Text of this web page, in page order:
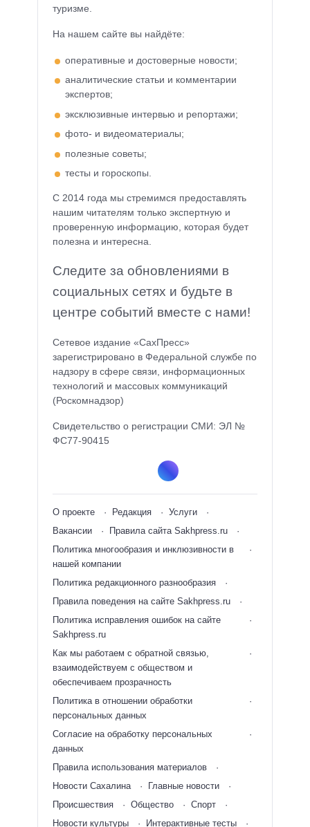
туризме.
На нашем сайте вы найдёте:
оперативные и достоверные новости;
аналитические статьи и комментарии
экспертов;
эксклюзивные интервью и репортажи;
фото- и видеоматериалы;
полезные советы;
тесты и гороскопы.
С 2014 года мы стремимся предоставлять
нашим читателям только экспертную и
проверенную информацию, которая будет
полезна и интересна.
Следите за обновлениями в
социальных сетях и будьте в
центре событий вместе с нами!
Сетевое издание «СахПресс»
зарегистрировано в Федеральной службе по
надзору в сфере связи, информационных
технологий и массовых коммуникаций
(Роскомнадзор)
Свидетельство о регистрации СМИ: ЭЛ №
ФС77-90415
О проекте Редакция
Услуги
Вакансии
Правила сайта Sakhpress.ru
Политика многообразия и инклюзивности в
нашей компании
Политика редакционного разнообразия
Правила поведения на сайте Sakhpress.ru
Политика исправления ошибок на сайте
Sakhpress.ru
Как мы работаем с обратной связью,
взаимодействуем с обществом и
обеспечиваем прозрачность
Политика в отношении обработки
персональных данных
Согласие на обработку персональных
данных
Правила использования материалов
Новости Сахалина
Главные новости
Происшествия
Общество
Спорт
Новости культуры
Интерактивные тесты